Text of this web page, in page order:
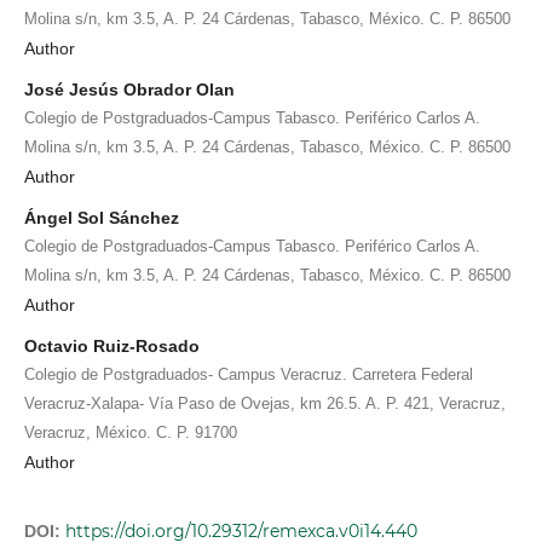
Molina s/n, km 3.5, A. P. 24 Cárdenas, Tabasco, México. C. P. 86500
Author
José Jesús Obrador Olan
Colegio de Postgraduados-Campus Tabasco. Periférico Carlos A.
Molina s/n, km 3.5, A. P. 24 Cárdenas, Tabasco, México. C. P. 86500
Author
Ángel Sol Sánchez
Colegio de Postgraduados-Campus Tabasco. Periférico Carlos A.
Molina s/n, km 3.5, A. P. 24 Cárdenas, Tabasco, México. C. P. 86500
Author
Octavio Ruiz-Rosado
Colegio de Postgraduados- Campus Veracruz. Carretera Federal
Veracruz-Xalapa- Vía Paso de Ovejas, km 26.5. A. P. 421, Veracruz,
Veracruz, México. C. P. 91700
Author
DOI: https://doi.org/10.29312/remexca.v0i14.440